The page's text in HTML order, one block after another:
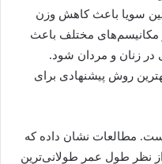
سویا باعث کاهش وزن
مکانیسم‌های مختلف باعث
زنان و مردان شود.
روش پیشنهادی برای
مطالعات نشان داده که
از نظر طول عمر طولانی‌ترین